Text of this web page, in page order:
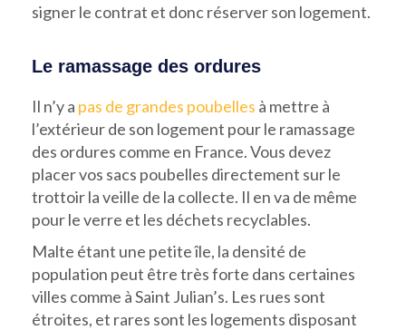
signer le contrat et donc réserver son logement.
Le ramassage des ordures
Il n’y a pas de grandes poubelles à mettre à
l’extérieur de son logement pour le ramassage
des ordures comme en France. Vous devez
placer vos sacs poubelles directement sur le
trottoir la veille de la collecte. Il en va de même
pour le verre et les déchets recyclables.
Malte étant une petite île, la densité de
population peut être très forte dans certaines
villes comme à Saint Julian’s. Les rues sont
étroites, et rares sont les logements disposant